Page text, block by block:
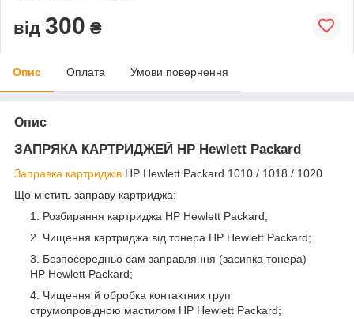
від 300 ₴
Опис Оплата Умови повернення
Опис
ЗАПРЯКА КАРТРИДЖЕЙ HP Hewlett Packard
Заправка картриджів HP Hewlett Packard 1010 / 1018 / 1020
Що містить заправу картриджа:
Розбирання картриджа HP Hewlett Packard;
Чищення картриджа від тонера HP Hewlett Packard;
Безпосередньо сам заправляння (засипка тонера)
HP Hewlett Packard;
Чищення й обробка контактних груп
струмопровідною мастилом HP Hewlett Packard;